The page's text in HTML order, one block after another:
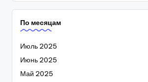
По месяцам
Июль 2025
Июнь 2025
Май 2025